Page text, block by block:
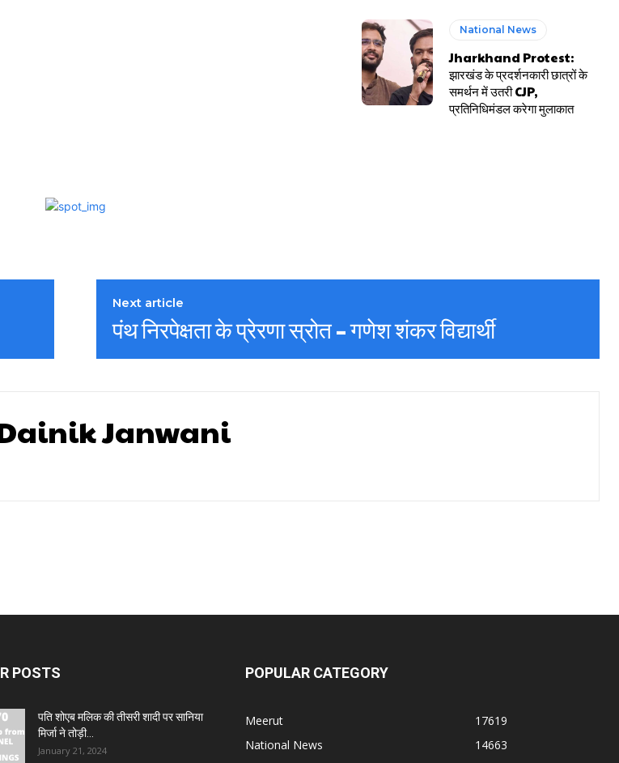
National News
Jharkhand Protest:
झारखंड के प्रदर्शनकारी छात्रों के
समर्थन में उतरी CJP,
प्रतिनिधिमंडल करेगा मुलाकात
Next article
पंथ निरपेक्षता के प्रेरणा स्रोत – गणेश शंकर विद्यार्थी
Janwani
POSTS
पति शोएब मलिक की तीसरी शादी पर सानिया
मिर्जा ने तोड़ी...
January 21, 2024
POPULAR CATEGORY
Meerut
17619
National News
14663